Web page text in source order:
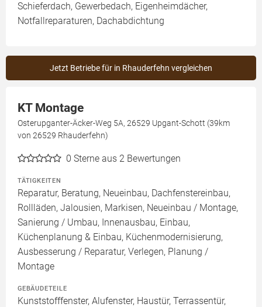
Schieferdach, Gewerbedach, Eigenheimdächer,
Notfallreparaturen, Dachabdichtung
Jetzt Betriebe für in Rhauderfehn vergleichen
KT Montage
Osterupganter-Äcker-Weg 5A, 26529 Upgant-Schott (39km
von 26529 Rhauderfehn)
0 Sterne aus 2 Bewertungen
TÄTIGKEITEN
Reparatur, Beratung, Neueinbau, Dachfenstereinbau,
Rollläden, Jalousien, Markisen, Neueinbau / Montage,
Sanierung / Umbau, Innenausbau, Einbau,
Küchenplanung & Einbau, Küchenmodernisierung,
Ausbesserung / Reparatur, Verlegen, Planung /
Montage
GEBÄUDETEILE
Kunststofffenster, Alufenster, Haustür, Terrassentür,